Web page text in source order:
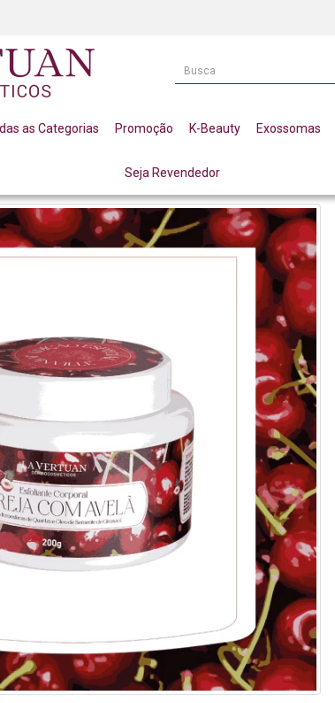
as Categorias Promoção K-Beauty Exossomas
Seja Revendedor
E AVELA 200G LA VERTUAN (B)